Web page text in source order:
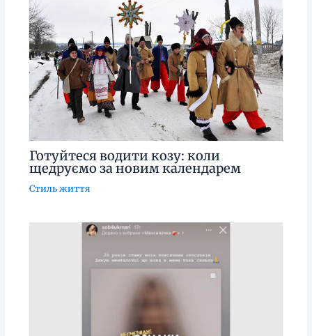
Готуйтеся водити козу: коли
щедруємо за новим календарем
Стиль життя